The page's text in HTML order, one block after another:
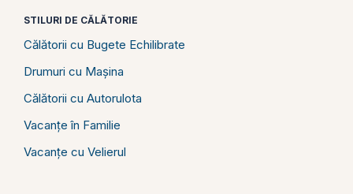
STILURI DE CĂLĂTORIE
Călătorii cu Bugete Echilibrate
Drumuri cu Mașina
Călătorii cu Autorulota
Vacanțe în Familie
Vacanțe cu Velierul